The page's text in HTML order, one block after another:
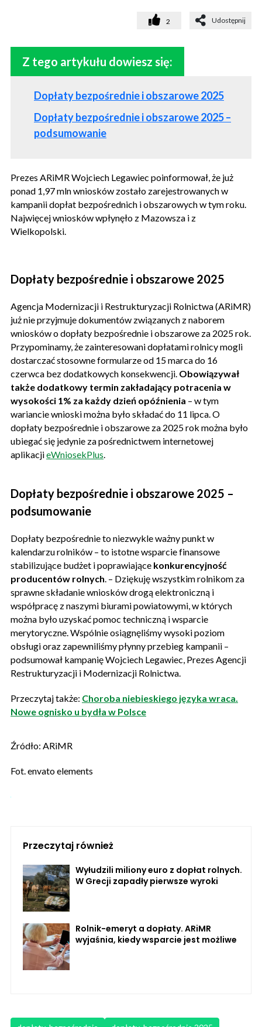
2 Udostępnij
Z tego artykułu dowiesz się:
Dopłaty bezpośrednie i obszarowe 2025
Dopłaty bezpośrednie i obszarowe 2025 –
podsumowanie
Prezes ARiMR Wojciech Legawiec poinformował, że już
ponad 1,97 mln wniosków zostało zarejestrowanych w
kampanii dopłat bezpośrednich i obszarowych w tym roku.
Najwięcej wniosków wpłynęło z Mazowsza i z
Wielkopolski.
Dopłaty bezpośrednie i obszarowe 2025
Agencja Modernizacji i Restrukturyzacji Rolnictwa (ARiMR)
już nie przyjmuje dokumentów związanych z naborem
wniosków o dopłaty bezpośrednie i obszarowe za 2025 rok.
Przypominamy, że zainteresowani dopłatami rolnicy mogli
dostarczać stosowne formularze od 15 marca do 16
czerwca bez dodatkowych konsekwencji. Obowiązywał
także dodatkowy termin zakładający potracenia w
wysokości 1% za każdy dzień opóźnienia – w tym
wariancie wnioski można było składać do 11 lipca. O
dopłaty bezpośrednie i obszarowe za 2025 rok można było
ubiegać się jedynie za pośrednictwem internetowej
aplikacjieWniosekPlus
Dopłaty bezpośrednie i obszarowe 2025 –
podsumowanie
Dopłaty bezpośrednie to niezwykle ważny punkt w
kalendarzu rolników – to istotne wsparcie finansowe
stabilizujące budżet i poprawiające konkurencyjność
producentów rolnych . – Dziękuję wszystkim rolnikom za
sprawne składanie wniosków drogą elektroniczną i
współpracę z naszymi biurami powiatowymi, w których
można było uzyskać pomoc techniczną i wsparcie
merytoryczne. Wspólnie osiągnęliśmy wysoki poziom
obsługi oraz zapewniliśmy płynny przebieg kampanii –
podsumował kampanię Wojciech Legawiec, Prezes Agencji
Restrukturyzacji i Modernizacji Rolnictwa.
Przeczytaj także: Choroba niebieskiego języka wraca.
Nowe ognisko u bydła w Polsce
Źródło: ARiMR
Fot. envato elements
Przeczytaj również
Wyłudzili miliony euro z dopłat rolnych.
W Grecji zapadły pierwsze wyroki
Rolnik-emeryt a dopłaty. ARiMR
wyjaśnia, kiedy wsparcie jest możliwe